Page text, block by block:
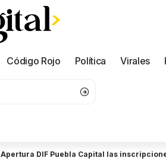
Código Rojo Política Virales
Apertura DIF Puebla Capital las